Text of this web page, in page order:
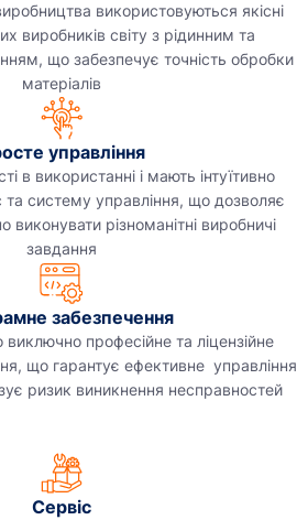
використовуються якісні
виробників світу з рідинним та
що забезпечує точність обробки
матеріалів
управління
в використанні і мають інтуїтивно
та систему управління, що дозволяє
різноманітні виробничі
завдання
забезпечення
професійне та ліцензійне
що гарантує ефективне управління
ризик виникнення несправностей
Сервіс